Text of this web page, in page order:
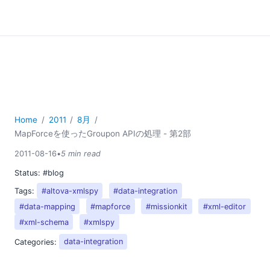
Home 2011
8月
MapForceを使ったGroupon APIの処理 - 第2部
2011-08-16•5 min read
Status: #blog
Tags:
#altova-xmlspy
#data-integration
#data-mapping
#mapforce #missionkit
#xml-editor
#xml-schema
#xmlspy
Categories: data-integration